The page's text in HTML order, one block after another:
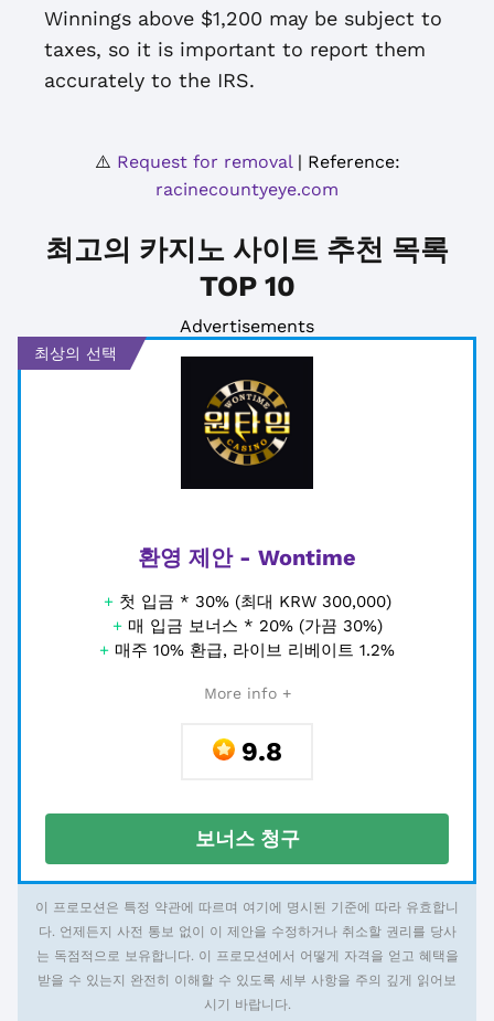
Winnings above $1,200 may be subject to
taxes, so it is important to report them
accurately to the IRS.
⚠️ Request for removal| Reference:
racinecountyeye.com
최고의 카지노 사이트 추천 목록
TOP 10
Advertisements
최상의 선택
환영 제안 - Wontime
+ 첫 입금 * 30% (최대 KRW 300,000)
+ 매 입금 보너스 * 20% (가끔 30%)
+ 매주 10% 환급, 라이브 리베이트 1.2%
More info +
9.8
보너스 청구
이 프로모션은 특정 약관에 따르며 여기에 명시된 기준에 따라 유효합니
다. 언제든지 사전 통보 없이 이 제안을 수정하거나 취소할 권리를 당사
는 독점적으로 보유합니다. 이 프로모션에서 어떻게 자격을 얻고 혜택을
받을 수 있는지 완전히 이해할 수 있도록 세부 사항을 주의 깊게 읽어보
시기 바랍니다.